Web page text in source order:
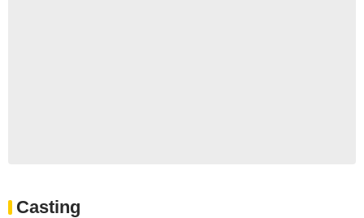
Casting